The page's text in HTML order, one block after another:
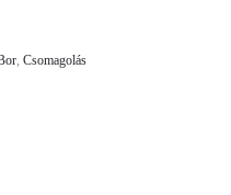
, Csomagolás